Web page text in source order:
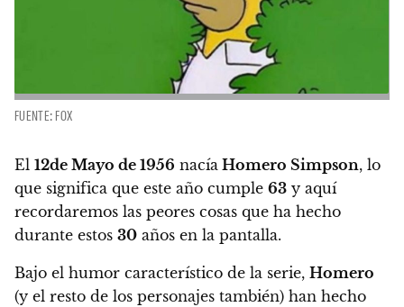
FUENTE: FOX
El 12de Mayo de 1956 nacía Homero Simpson, lo
que significa que este año cumple 63 y aquí
recordaremos las peores cosas que ha hecho
durante estos 30 años en la pantalla.
Bajo el humor característico de la serie, Homero
(y el resto de los personajes también) han hecho